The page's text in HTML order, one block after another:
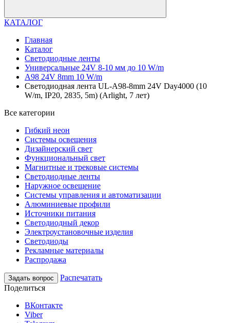
КАТАЛОГ
Главная
Каталог
Светодиодные ленты
Универсальные 24V 8-10 мм до 10 W/m
A98 24V 8mm 10 W/m
Светодиодная лента UL-A98-8mm 24V Day4000 (10
W/m, IP20, 2835, 5m) (Arlight, 7 лет)
Все категории
Гибкий неон
Системы освещения
Дизайнерский свет
Функциональный свет
Магнитные и трековые системы
Светодиодные ленты
Наружное освещение
Системы управления и автоматизации
Алюминиевые профили
Источники питания
Светодиодный декор
Электроустановочные изделия
Светодиоды
Рекламные материалы
Распродажа
Задать вопрос
Распечатать
Поделиться
ВКонтакте
Viber